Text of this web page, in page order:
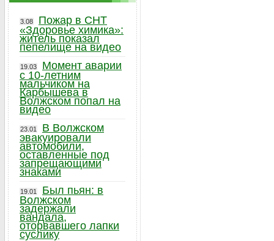
3.08
Пожар в СНТ
«Здоровье химика»:
житель показал
пепелище на видео
19.03
Момент аварии
с 10-летним
мальчиком на
Карбышева в
Волжском попал на
видео
23.01
В Волжском
эвакуировали
автомобили,
оставленные под
запрещающими
знаками
19.01
Был пьян: в
Волжском
задержали
вандала,
оторвавшего лапки
суслику